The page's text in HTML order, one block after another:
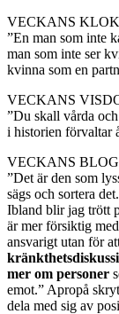
VECKANS
”En man som inte
man som inte ser
kvinna som en
VECKANS
”Du skall vårda
i historien förvaltar
VECKANS
”Det är den som
sägs och sortera
Ibland blir jag trött
är mer försiktig
ansvarigt utan för
mer om personer
emot.” Apropå
dela med sig av